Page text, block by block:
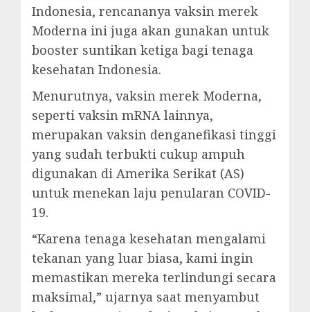
Indonesia, rencananya vaksin merek
Moderna ini juga akan gunakan untuk
booster suntikan ketiga bagi tenaga
kesehatan Indonesia.
Menurutnya, vaksin merek Moderna,
seperti vaksin mRNA lainnya,
merupakan vaksin denganefikasi tinggi
yang sudah terbukti cukup ampuh
digunakan di Amerika Serikat (AS)
untuk menekan laju penularan COVID-
19.
“Karena tenaga kesehatan mengalami
tekanan yang luar biasa, kami ingin
memastikan mereka terlindungi secara
maksimal,” ujarnya saat menyambut